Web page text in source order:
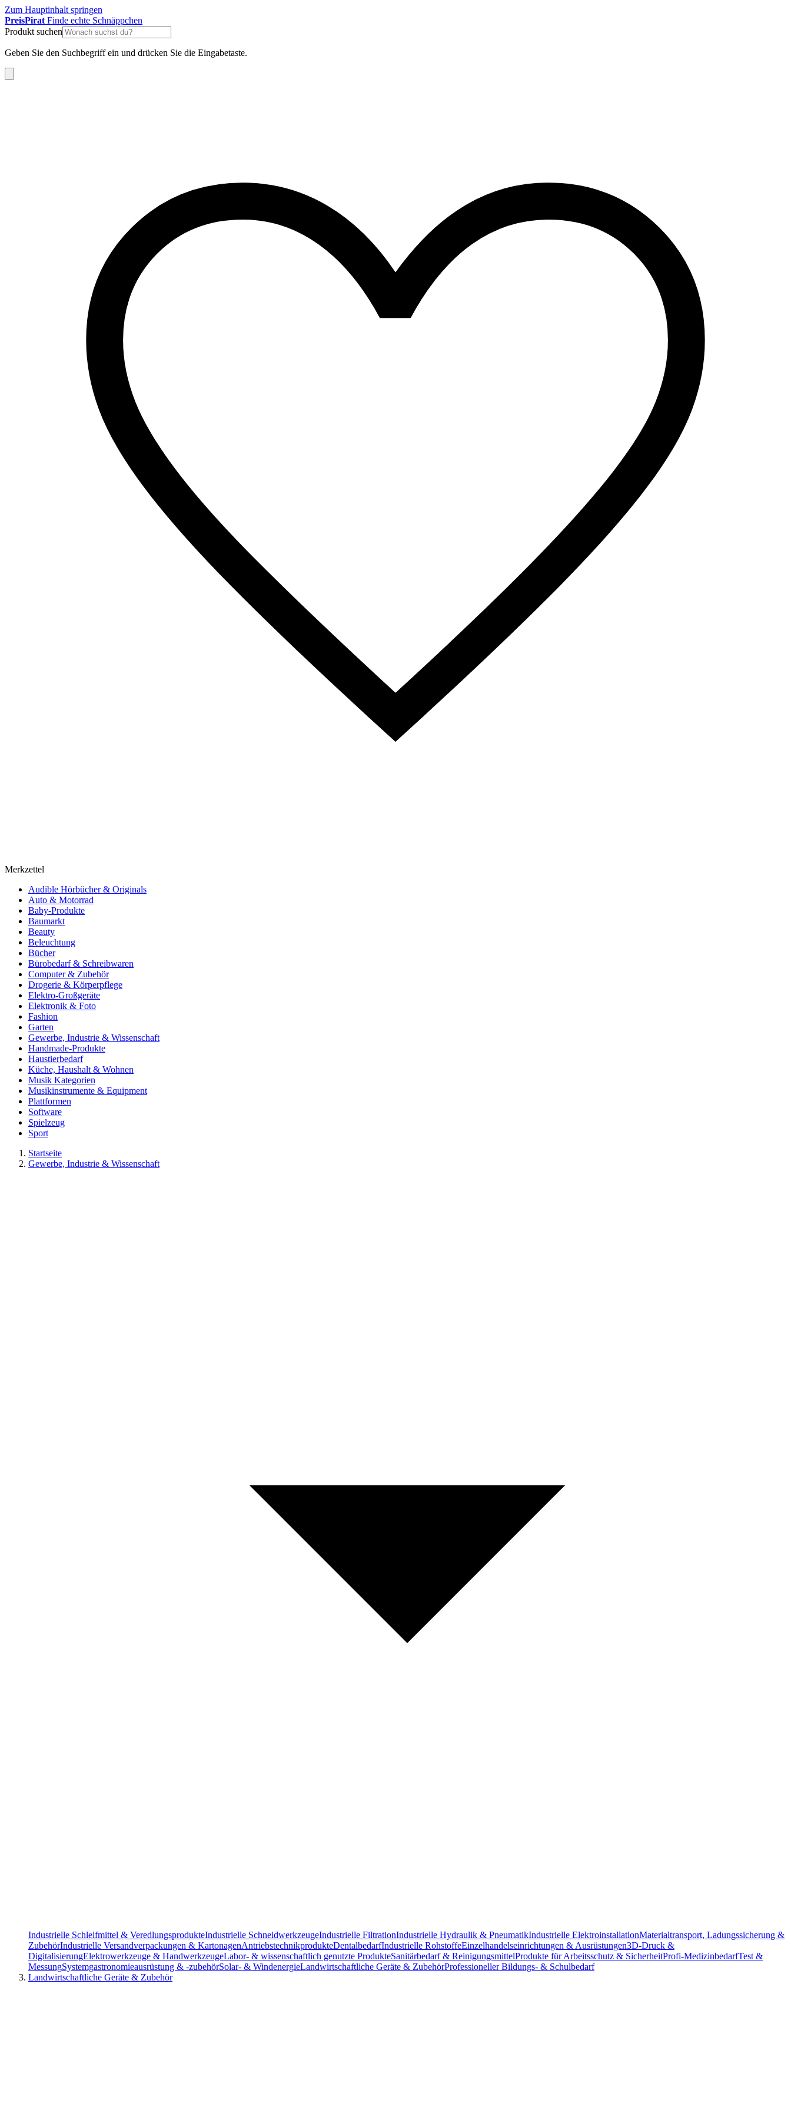
Zum Hauptinhalt springen
PreisPirat Finde echte Schnäppchen
Produkt suchen
Geben Sie den Suchbegriff ein und drücken Sie die Eingabetaste.
Merkzettel
Audible Hörbücher & Originals
Auto & Motorrad
Baby-Produkte
Baumarkt
Beauty
Beleuchtung
Bücher
Bürobedarf & Schreibwaren
Computer & Zubehör
Drogerie & Körperpflege
Elektro-Großgeräte
Elektronik & Foto
Fashion
Garten
Gewerbe, Industrie & Wissenschaft
Handmade-Produkte
Haustierbedarf
Küche, Haushalt & Wohnen
Musik Kategorien
Musikinstrumente & Equipment
Plattformen
Software
Spielzeug
Sport
Startseite
Gewerbe, Industrie & Wissenschaft
Industrielle Schleifmittel & VeredlungsprodukteIndustrielle SchneidwerkzeugeIndustrielle FiltrationIndustrielle Hydraulik & PneumatikIndustrielle ElektroinstallationMaterialtransport, Ladungssicherung &
ZubehörIndustrielle Versandverpackungen & KartonagenAntriebstechnikprodukteDentalbedarfIndustrielle RohstoffeEinzelhandelseinrichtungen & Ausrüstungen3D-Druck &
DigitalisierungElektrowerkzeuge & HandwerkzeugeLabor- & wissenschaftlich genutzte ProdukteSanitärbedarf & ReinigungsmittelProdukte für Arbeitsschutz & SicherheitProfi-MedizinbedarfTest &
MessungSystemgastronomieausrüstung & -zubehörSolar- & WindenergieLandwirtschaftliche Geräte & ZubehörProfessioneller Bildungs- & Schulbedarf
Landwirtschaftliche Geräte & Zubehör